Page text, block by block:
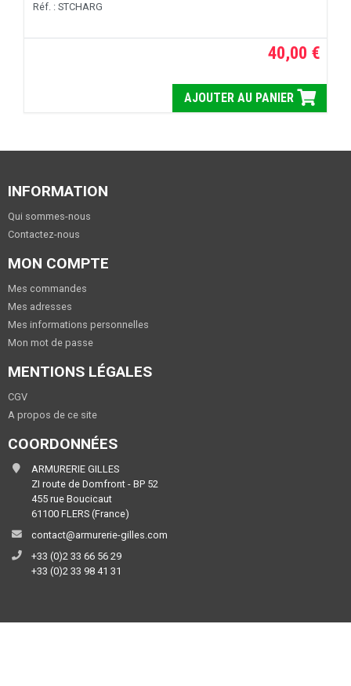
Réf. : STCHARG
40,00 €
AJOUTER AU PANIER
INFORMATION
Qui sommes-nous
Contactez-nous
MON COMPTE
Mes commandes
Mes adresses
Mes informations personnelles
Mon mot de passe
MENTIONS LÉGALES
CGV
A propos de ce site
COORDONNÉES
ARMURERIE GILLES
ZI route de Domfront - BP 52
455 rue Boucicaut
61100 FLERS (France)
contact@armurerie-gilles.com
+33 (0)2 33 66 56 29
+33 (0)2 33 98 41 31